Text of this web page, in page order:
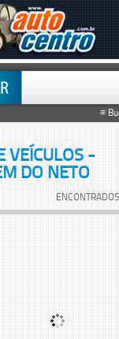
≡
VEÍCULOS -
DO NETO